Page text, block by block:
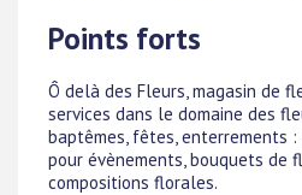
Points forts
Ô delà des Fleurs, magasin de
services dans le domaine des
baptêmes, fêtes, enterrements
pour évènements, bouquets de
compositions florales.